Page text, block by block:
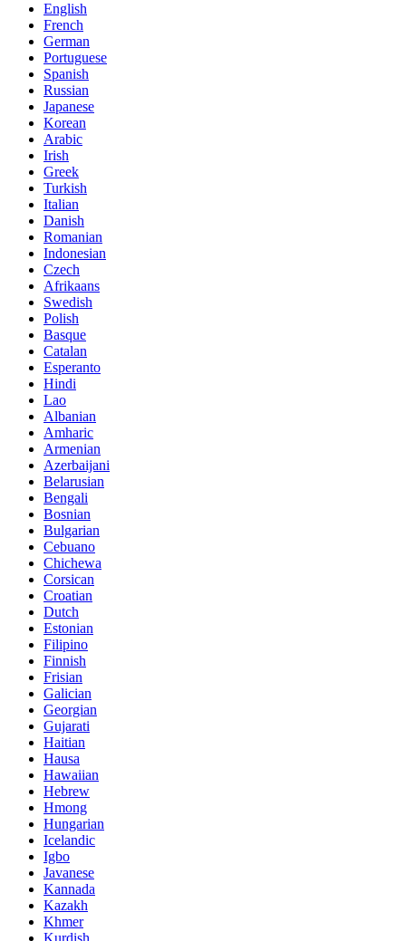
English
French
German
Portuguese
Spanish
Russian
Japanese
Korean
Arabic
Irish
Greek
Turkish
Italian
Danish
Romanian
Indonesian
Czech
Afrikaans
Swedish
Polish
Basque
Catalan
Esperanto
Hindi
Lao
Albanian
Amharic
Armenian
Azerbaijani
Belarusian
Bengali
Bosnian
Bulgarian
Cebuano
Chichewa
Corsican
Croatian
Dutch
Estonian
Filipino
Finnish
Frisian
Galician
Georgian
Gujarati
Haitian
Hausa
Hawaiian
Hebrew
Hmong
Hungarian
Icelandic
Igbo
Javanese
Kannada
Kazakh
Khmer